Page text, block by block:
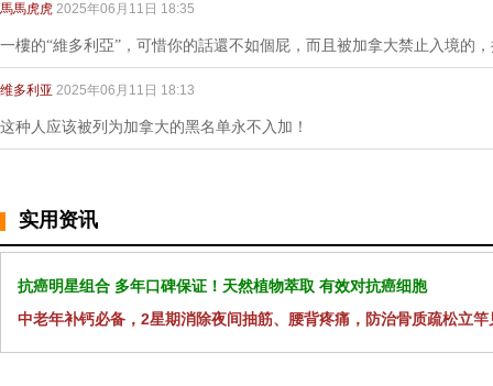
馬馬虎虎 2025年06月11日 18:35
一樓的“維多利亞”，可惜你的話還不如個屁，而且被加拿大禁止入境的
维多利亚 2025年06月11日 18:13
这种人应该被列为加拿大的黑名单永不入加！
实用资讯
抗癌明星组合 多年口碑保证！天然植物萃取 有效对抗癌细胞
中老年补钙必备，2星期消除夜间抽筋、腰背疼痛，防治骨质疏松立竿